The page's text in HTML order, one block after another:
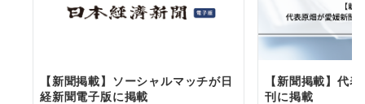
【新聞掲載】ソーシャルマッチが日
経新聞電子版に掲載
【新聞掲載】代
刊に掲載